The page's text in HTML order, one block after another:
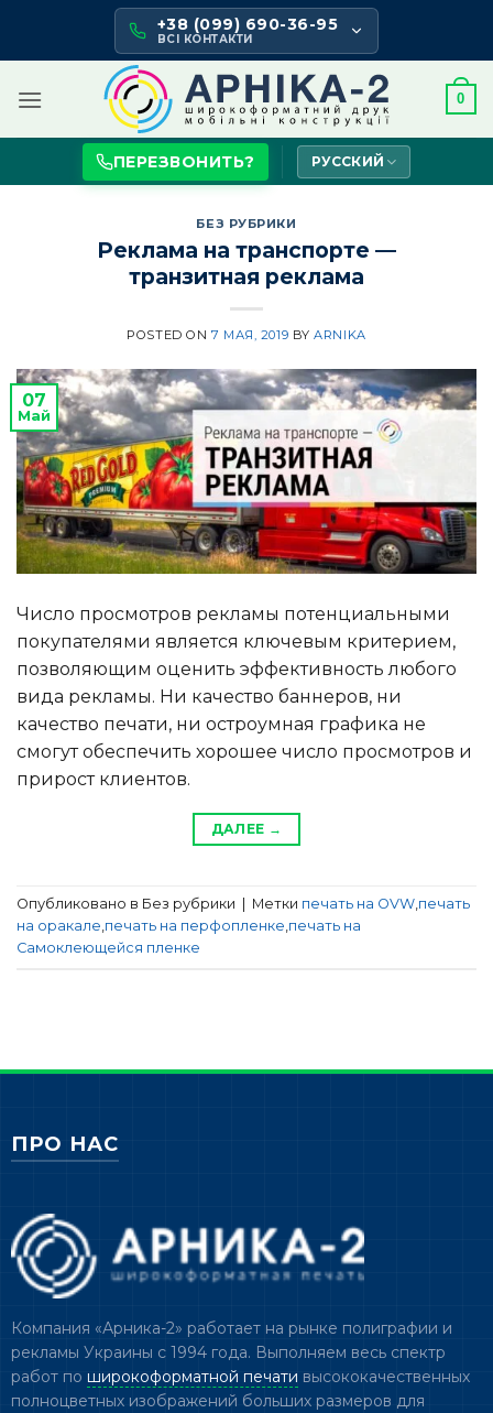
content
+38 (099) 690-36-95
ВСІ КОНТАКТИ
0
ПЕРЕЗВОНИТЬ? РУССКИЙ
БЕЗ РУБРИКИ
Реклама на транспорте —
транзитная реклама
POSTED ON 7 МАЯ, 2019 BYARNIKA
07
Май
Число просмотров рекламы потенциальными
покупателями является ключевым критерием,
позволяющим оценить эффективность любого
вида рекламы. Ни качество баннеров, ни
качество печати, ни остроумная графика не
смогут обеспечить хорошее число просмотров и
прирост клиентов.
ДАЛЕЕ →
Опубликовано в Без рубрики Метки печать на OVW,печать
на оракале,печать на перфопленке,печать на
Самоклеющейся пленке
ПРО НАС
Компания «Арника-2» работает на рынке полиграфии и
рекламы Украины с 1994 года. Выполняем весь спектр
работ по широкоформатной печати высококачественных
полноцветных изображений больших размеров для